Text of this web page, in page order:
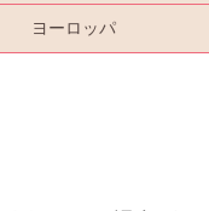
ヨーロッパ